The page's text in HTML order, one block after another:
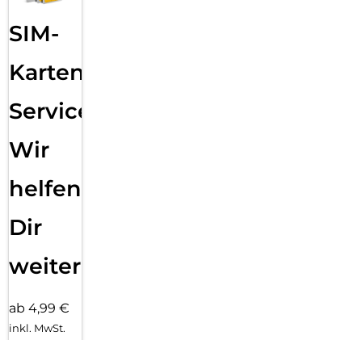
SIM-
Karten
Service:
Wir
helfen
Dir
weiter
ab 4,99 €
inkl. MwSt.